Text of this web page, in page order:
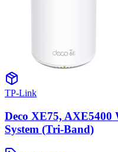
TP-Link
Deco XE75, AXE5400
System (Tri-Band)